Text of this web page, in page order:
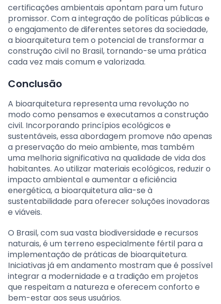
certificações ambientais apontam para um futuro
promissor. Com a integração de políticas públicas e
o engajamento de diferentes setores da sociedade,
a bioarquitetura tem o potencial de transformar a
construção civil no Brasil, tornando-se uma prática
cada vez mais comum e valorizada.
Conclusão
A bioarquitetura representa uma revolução no
modo como pensamos e executamos a construção
civil. Incorporando princípios ecológicos e
sustentáveis, essa abordagem promove não apenas
a preservação do meio ambiente, mas também
uma melhoria significativa na qualidade de vida dos
habitantes. Ao utilizar materiais ecológicos, reduzir o
impacto ambiental e aumentar a eficiência
energética, a bioarquitetura alia-se à
sustentabilidade para oferecer soluções inovadoras
e viáveis.
O Brasil, com sua vasta biodiversidade e recursos
naturais, é um terreno especialmente fértil para a
implementação de práticas de bioarquitetura.
Iniciativas já em andamento mostram que é possível
integrar a modernidade e a tradição em projetos
que respeitam a natureza e oferecem conforto e
bem-estar aos seus usuários.